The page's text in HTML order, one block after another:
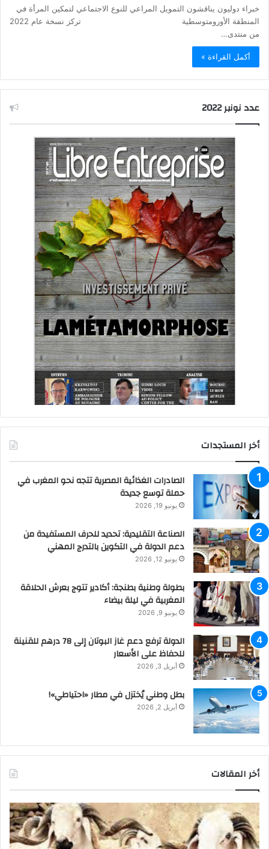
خبراء دوليون يناقشون التمويل المراعي للنوع الاجتماعي لتمكين المرأة في
المنطقة الأورومتوسطية تركز نسخة عام 2022
من منتدى…
أكمل القراءة »
عدد نونبر 2022
أخر المستجدات
الصادرات الغذائية المصرية تتجه نحو المغرب في
حملة توسع جديدة
يونيو 19, 2026
الصناعة التقليدية: تحديد للحرف المستفيدة من
دعم الدولة في التكوين بالتدرج المهني
يونيو 12, 2026
بطولة وطنية بطنجة: أكادير تتوج بعرش الحلاقة
المغربية في ليلة بيضاء
يونيو 9, 2026
الدولة ترفع دعم غاز البوتان إلى 78 درهم للقنينة
للحفاظ على الأسعار
أبريل 3, 2026
بطل وطني يُختزل في مطار «احتياطي»!
أبريل 2, 2026
أخر المقالات